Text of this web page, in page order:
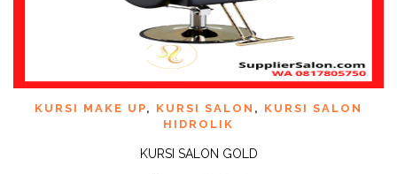
KURSI MAKE UP, KURSI SALON , KURSI SALON
HIDROLIK
KURSI SALON GOLD